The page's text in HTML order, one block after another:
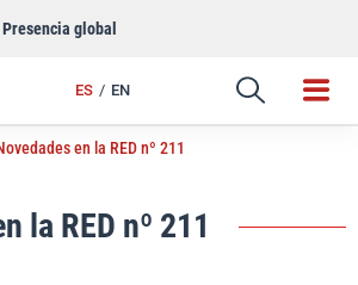
Presencia global
ES EN
Enlace
en la RED nº 211
la RED nº 211